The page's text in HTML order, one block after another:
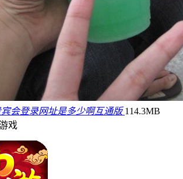
宾会登录网址是多少啊互通版 114.3MB
戏